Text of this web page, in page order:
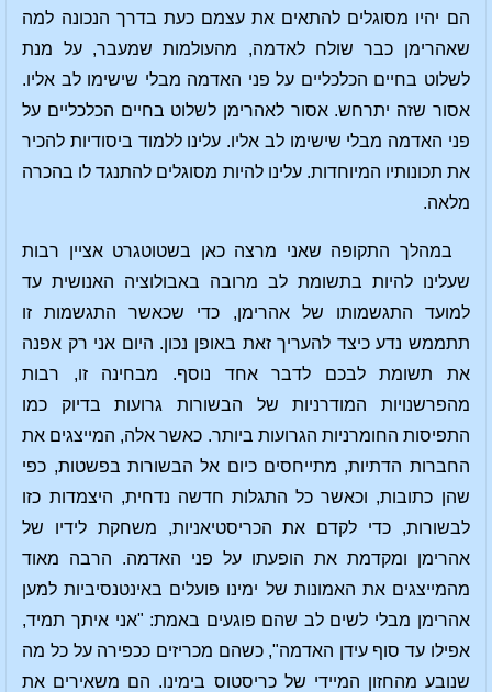
הם יהיו מסוגלים להתאים את עצמם כעת בדרך הנכונה למה
שאהרימן כבר שולח לאדמה, מהעולמות שמעבר, על מנת
לשלוט בחיים הכלכליים על פני האדמה מבלי שישימו לב אליו.
אסור שזה יתרחש. אסור לאהרימן לשלוט בחיים הכלכליים על
פני האדמה מבלי שישימו לב אליו. עלינו ללמוד ביסודיות להכיר
את תכונותיו המיוחדות. עלינו להיות מסוגלים להתנגד לו בהכרה
מלאה.
במהלך התקופה שאני מרצה כאן בשטוטגרט אציין רבות
שעלינו להיות בתשומת לב מרובה באבולוציה האנושית עד
למועד התגשמותו של אהרימן, כדי שכאשר התגשמות זו
תתממש נדע כיצד להעריך זאת באופן נכון. היום אני רק אפנה
את תשומת לבכם לדבר אחד נוסף. מבחינה זו, רבות
מהפרשנויות המודרניות של הבשורות גרועות בדיוק כמו
התפיסות החומרניות הגרועות ביותר. כאשר אלה, המייצגים את
החברות הדתיות, מתייחסים כיום אל הבשורות בפשטות, כפי
שהן כתובות, וכאשר כל התגלות חדשה נדחית, היצמדות כזו
לבשורות, כדי לקדם את הכריסטיאניות, משחקת לידיו של
אהרימן ומקדמת את הופעתו על פני האדמה. הרבה מאוד
מהמייצגים את האמונות של ימינו פועלים באינטנסיביות למען
אהרימן מבלי לשים לב שהם פוגעים באמת: "אני איתך תמיד,
אפילו עד סוף עידן האדמה", כשהם מכריזים ככפירה על כל מה
שנובע מהחזון המיידי של כריסטוס בימינו. הם משאירים את